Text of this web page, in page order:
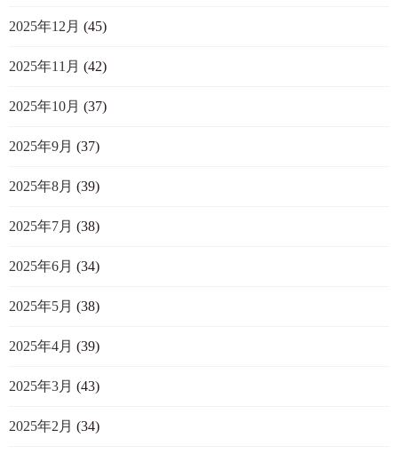
2025年12月 (45)
2025年11月 (42)
2025年10月 (37)
2025年9月 (37)
2025年8月 (39)
2025年7月 (38)
2025年6月 (34)
2025年5月 (38)
2025年4月 (39)
2025年3月 (43)
2025年2月 (34)